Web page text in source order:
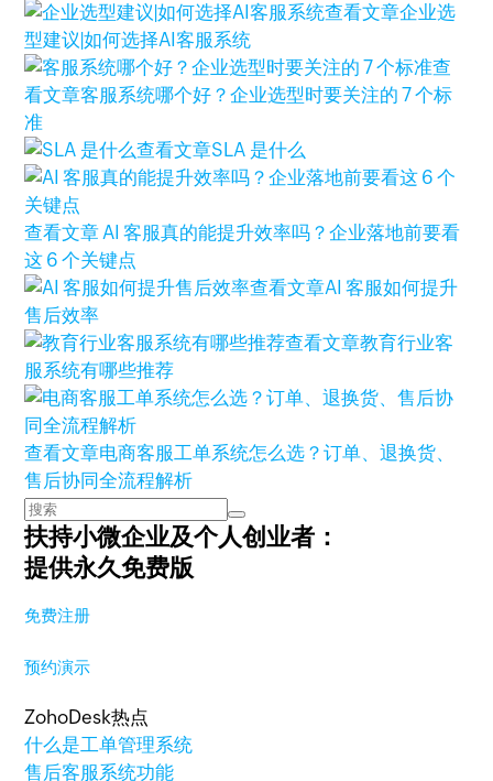
查看文章企业选
型建议|如何选择AI客服系统
查
看文章客服系统哪个好？企业选型时要关注的 7 个标
准
查看文章SLA 是什么
查看文章AI 客服真的能提升效率吗？企业落地前要看
这 6 个关键点
查看文章AI 客服如何提升
售后效率
查看文章教育行业客
服系统有哪些推荐
查看文章电商客服工单系统怎么选？订单、退换货、
售后协同全流程解析
扶持小微企业及个人创业者：
提供永久免费版
免费注册
预约演示
ZohoDesk热点
什么是工单管理系统
售后客服系统功能